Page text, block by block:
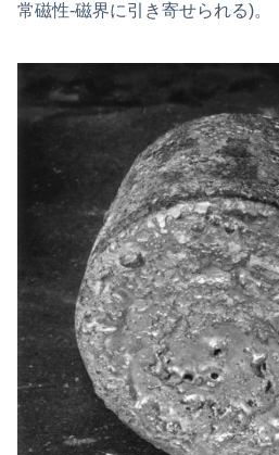
常磁性-磁界に引き寄せられる)。